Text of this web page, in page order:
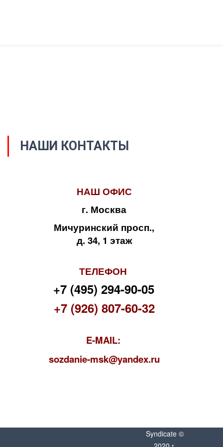
НАШИ КОНТАКТЫ
НАШ ОФИС
г. Москва
Мичуринский просп.,
д. 34, 1 этаж
ТЕЛЕФОН
+7 (495) 294-90-05
+7 (926) 807-60-32
E-MAIL:
sozdanie-msk@yandex.ru
Syndicate ©